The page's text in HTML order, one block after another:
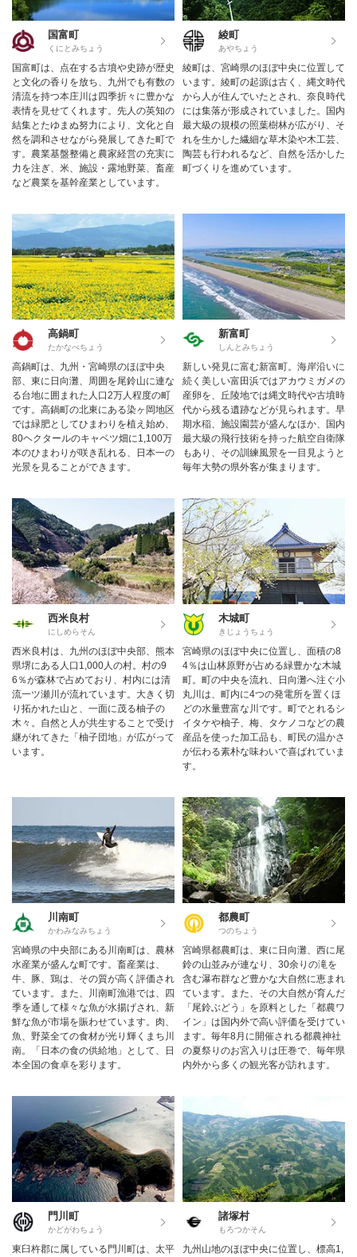
国富町
くにとみちょう
国富町は、点在する古墳や史跡が歴史
と文化の香りを放ち、九州でも有数の
清流を持つ本庄川は四季折々に豊かな
表情を見せてくれます。先人の英知の
結集とたゆまぬ努力により、文化と自
然を調和させながら発展してきた町で
す。農業基盤整備と農家経営の充実に
力を注ぎ、米、施設・露地野菜、畜産
など農業を基幹産業としています。
綾町
あやちょう
綾町は、宮崎県のほぼ中央に位置して
います。綾町の起源は古く、縄文時代
から人が住んでいたとされ、奈良時代
には集落が形成されていました。国内
最大級の規模の照葉樹林が広がり、そ
れを生かした繊細な草木染や木工芸、
陶芸も行われるなど、自然を活かした
町づくりを進めています。
高鍋町
たかなべちょう
高鍋町は、九州・宮崎県のほぼ中央
部、東に日向灘、周囲を尾鈴山に連な
る台地に囲まれた人口2万人程度の町
です。高鍋町の北東にある染ヶ岡地区
では緑肥としてひまわりを植え始め、
80ヘクタールのキャベツ畑に1,100万
本のひまわりが咲き乱れる、日本一の
光景を見ることができます。
新富町
しんとみちょう
新しい発見に富む新富町。海岸沿いに
続く美しい富田浜ではアカウミガメの
産卵を、丘陵地では縄文時代や古墳時
代から残る遺跡などが見られます。早
期水稲、施設園芸が盛んなほか、国内
最大級の飛行技術を持った航空自衛隊
もあり、その訓練風景を一目見ようと
毎年大勢の県外客が集まります。
西米良村
にしめらそん
西米良村は、九州のほぼ中央部、熊本
県堺にある人口1,000人の村。村の9
6％が森林で占めており、村内には清
流一ツ瀬川が流れています。大きく切
り拓かれた山と、一面に茂る柚子の
木々。自然と人が共生することで受け
継がれてきた「柚子団地」が広がって
います。
木城町
きじょうちょう
宮崎県のほぼ中央に位置し、面積の8
4％は山林原野が占める緑豊かな木城
町。町の中央を流れ、日向灘へ注ぐ小
丸川は、町内に4つの発電所を置くほ
どの水量豊富な川です。町でとれるシ
イタケや柚子、梅、タケノコなどの農
産品を使った加工品も、町民の温かさ
が伝わる素朴な味わいで喜ばれていま
す。
川南町
かわみなみちょう
宮崎県の中央部にある川南町は、農林
水産業が盛んな町です。畜産業は、
牛、豚、鶏は、その質が高く評価され
ています。また、川南町漁港では、四
季を通して様々な魚が水揚げされ、新
鮮な魚が市場を賑わせています。肉、
魚、野菜全ての食材が光り輝くまち川
南。「日本の食の供給地」として、日
本全国の食卓を彩ります。
都農町
つのちょう
宮崎県都農町は、東に日向灘、西に尾
鈴の山並みが連なり、30余りの滝を
含む瀑布群など豊かな大自然に恵まれ
ています。また、その大自然が育んだ
「尾鈴ぶどう」を原料とした「都農ワ
イン」は国内外で高い評価を受けてい
ます。毎年8月に開催される都農神社
の夏祭りのお宮入りは圧巻で、毎年県
内外から多くの観光客が訪れます。
門川町
かどがわちょう
東臼杵郡に属している門川町は、太平
諸塚村
もろつかそん
九州山地のほぼ中央に位置し、標高1,